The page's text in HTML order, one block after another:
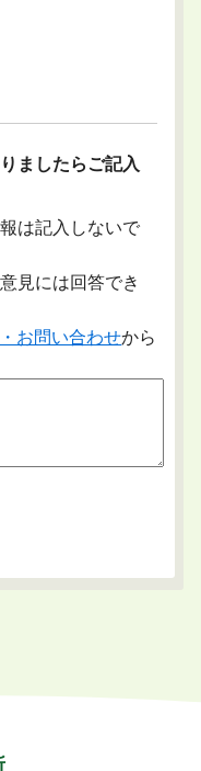
ましたらご記入
は記入しないで
見には回答でき
お問い合わせから